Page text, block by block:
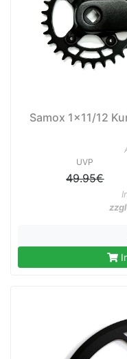
Samox 1x11/12
UVP
49.95€